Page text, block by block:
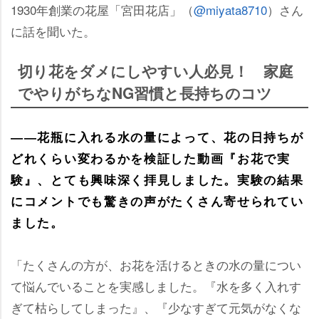
1930年創業の花屋「宮田花店」（@miyata8710）さん
に話を聞いた。
切り花をダメにしやすい人必見！ 家庭
でやりがちなNG習慣と長持ちのコツ
――花瓶に入れる水の量によって、花の日持ちが
どれくらい変わるかを検証した動画『お花で実
験』、とても興味深く拝見しました。実験の結果
にコメントでも驚きの声がたくさん寄せられてい
ました。
「たくさんの方が、お花を活けるときの水の量につい
て悩んでいることを実感しました。『水を多く入れす
ぎて枯らしてしまった』、『少なすぎて元気がなくな